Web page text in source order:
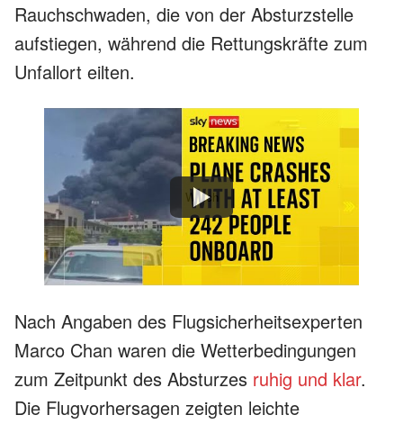
Rauchschwaden, die von der Absturzstelle
aufstiegen, während die Rettungskräfte zum
Unfallort eilten.
Watch
Nach Angaben des Flugsicherheitsexperten
Marco Chan waren die Wetterbedingungen
zum Zeitpunkt des Absturzes ruhig und klar.
Die Flugvorhersagen zeigten leichte